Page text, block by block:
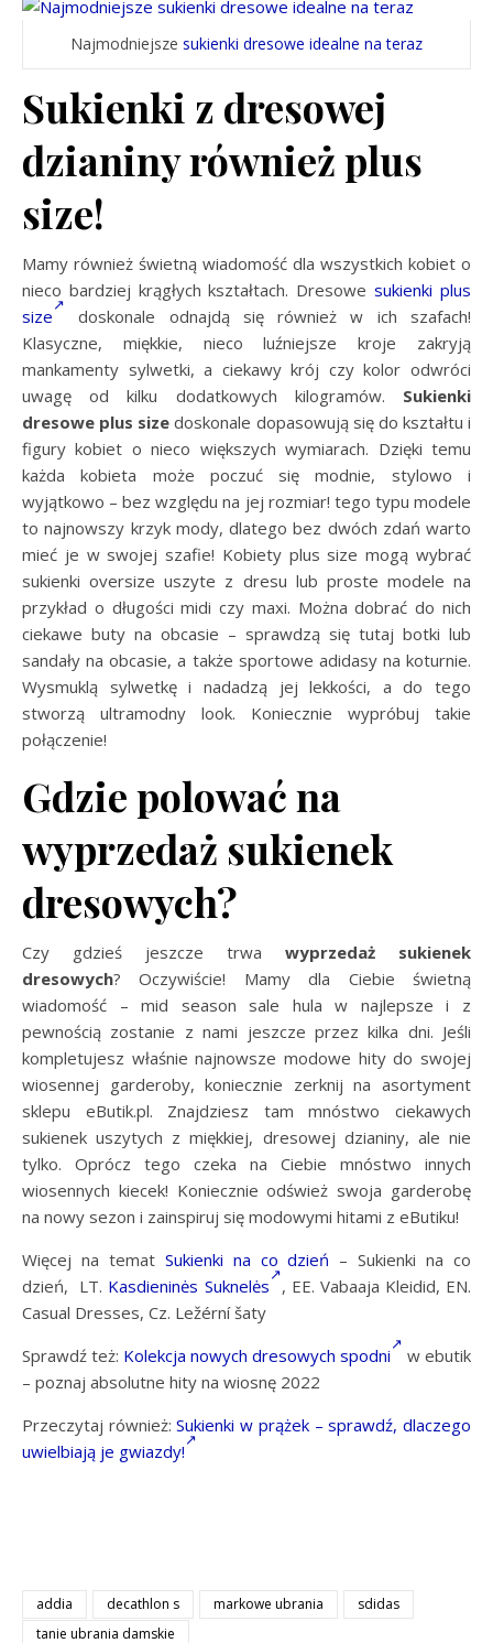
Najmodniejsze sukienki dresowe idealne na teraz
Sukienki z dresowej
dzianiny również plus
size!
Mamy również świetną wiadomość dla wszystkich kobiet o
nieco bardziej krągłych kształtach. Dresowesukienki plus
size
doskonale odnajdą się również w ich szafach!
Klasyczne, miękkie, nieco luźniejsze kroje zakryją
mankamenty sylwetki, a ciekawy krój czy kolor odwróci
uwagę od kilku dodatkowych kilogramów. Sukienki
dresowe plus size doskonale dopasowują się do kształtu i
figury kobiet o nieco większych wymiarach. Dzięki temu
każda kobieta może poczuć się modnie, stylowo i
wyjątkowo – bez względu na jej rozmiar! tego typu modele
to najnowszy krzyk mody, dlatego bez dwóch zdań warto
mieć je w swojej szafie! Kobiety plus size mogą wybrać
sukienki oversize uszyte z dresu lub proste modele na
przykład o długości midi czy maxi. Można dobrać do nich
ciekawe buty na obcasie – sprawdzą się tutaj botki lub
sandały na obcasie, a także sportowe adidasy na koturnie.
Wysmuklą sylwetkę i nadadzą jej lekkości, a do tego
stworzą ultramodny look. Koniecznie wypróbuj takie
połączenie!
Gdzie polować na
wyprzedaż sukienek
dresowych?
Czy gdzieś jeszcze trwa wyprzedaż sukienek
dresowych? Oczywiście! Mamy dla Ciebie świetną
wiadomość – mid season sale hula w najlepsze i z
pewnością zostanie z nami jeszcze przez kilka dni. Jeśli
kompletujesz właśnie najnowsze modowe hity do swojej
wiosennej garderoby, koniecznie zerknij na asortyment
sklepu eButik.pl. Znajdziesz tam mnóstwo ciekawych
sukienek uszytych z miękkiej, dresowej dzianiny, ale nie
tylko. Oprócz tego czeka na Ciebie mnóstwo innych
wiosennych kiecek! Koniecznie odśwież swoja garderobę
na nowy sezon i zainspiruj się modowymi hitami z eButiku!
Więcej na temat Sukienki na co dzień – Sukienki na co
dzień, LT. Kasdieninės Suknelės , EE. Vabaaja Kleidid, EN.
Casual Dresses, Cz. Ležérní šaty
Sprawdź też: Kolekcja nowych dresowych spodni
w ebutik
– poznaj absolutne hity na wiosnę 2022
Przeczytaj również:Sukienki w prążek – sprawdź, dlaczego
uwielbiają je gwiazdy!
addia decathlon s markowe ubrania
sdidas
tanie ubrania damskie